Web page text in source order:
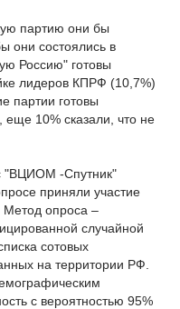
партию они бы
они состоялись в
Россию" готовы
лидеров КПРФ (10,7%)
партии готовы
еще 10% сказали, что не
"ВЦИОМ -Спутник"
приняли участие
Метод опроса –
случайной
сотовых
на территории РФ.
с вероятностью 95%